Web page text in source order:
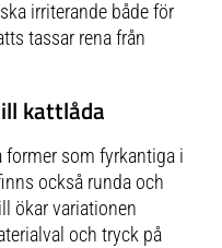
irriterande både för
tassar rena från
kattlåda
former som fyrkantiga i
också runda och
ökar variationen
och tryck på